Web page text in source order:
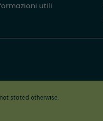
utili
stated otherwise.